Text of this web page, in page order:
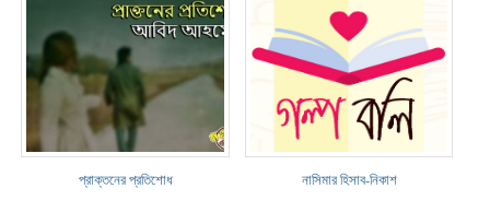
প্রাক্তনের প্রতিশোধ নাসিমার হিসাব-নিকাশ